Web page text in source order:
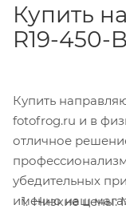
Купить
R19-450-B
Купить
fotofrog.ru и в
отличное
убедительных
именно наш
Низкие цены: